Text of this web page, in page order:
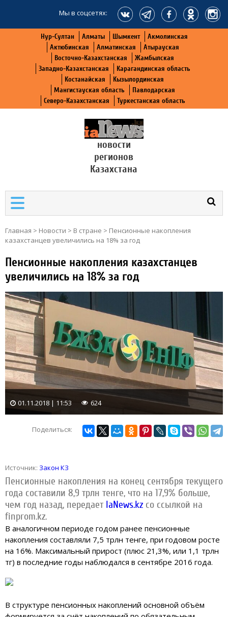
Мы в соцсетях:
Нур-Султан Алматы Шымкент
Акмолинская
Актюбинская
Алматинская
Атырауская
Восточно-Казахстанская
Жамбылская
Западно-Казахстанская
Карагандинская область
Костанайская
Кызылординская
Мангистауская область
Павлодарская
Северо-Казахстанская
Туркестанская область
новости
регионов
Казахстана
Главная > Новости > В стране > Пенсионные накопления
казахстанцев увеличились на 18% за год
Пенсионные накопления казахстанцев
увеличились на 18% за год
01.11.2018 | 11:53 624
Поделиться:
Источник: Закон КЗ
Пенсионные накопления на конец сентября текущего
года составили 8,9 трлн тенге, что на 17,9% больше,
чем год назад, передает IaNews.kz со ссылкой на
finprom.kz.
В аналогичном периоде годом ранее пенсионные
накопления составляли 7,5 трлн тенге, при годовом росте
на 16%. Максимальный прирост (плюс 21,3%, или 1,1 трлн
тг) в последние годы наблюдался в сентябре 2016 года.
В структуре пенсионных накоплений основной объём